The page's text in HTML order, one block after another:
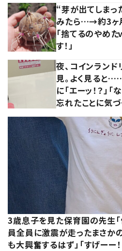
“芽が出てしまっ
みたら…→約3ヶ
「捨てるのやめた
す！」
夜、コインラン
見。よく見ると
に「エーッ！？」「
忘れたことに気づ
3歳息子を見た保育園の先生「
員全員に激震が走ったまさか
も大興奮するはず」「すげーー！